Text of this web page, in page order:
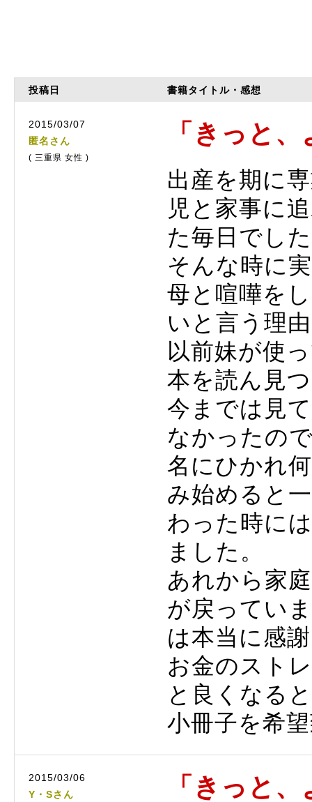
投稿日 書籍タイトル・感想
2015/03/07
匿名さん
( 三重県 女性 )
「きっと
出産を期に
児と家事に
た毎日でし
そんな時に
母と喧嘩を
いと言う理
以前妹が使
本を読ん見
今までは見
なかったの
名にひかれ
み始めると
わった時に
ました。
あれから家
が戻ってい
は本当に感
お金のスト
と良くなる
小冊子を希
2015/03/06
Y・Sさん
「きっと